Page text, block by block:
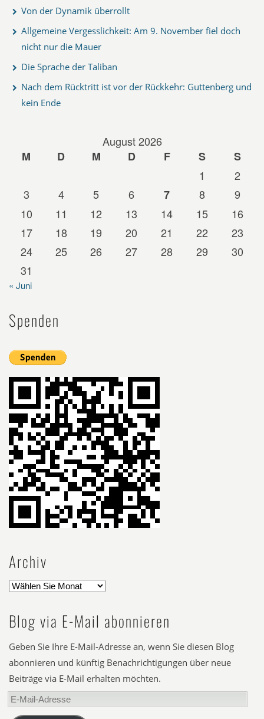
Von der Dynamik überrollt
Allgemeine Vergesslichkeit: Am 9. November fiel doch
nicht nur die Mauer
Die Sprache der Taliban
Nach dem Rücktritt ist vor der Rückkehr: Guttenberg und
kein Ende
August 2026
M
D M D F S
S
1
2
3
4 5 6 7 8
9
10
11 12 13 14 15
16
17
18 19 20 21 22
23
24
25 26 27 28 29
30
31
« Juni
Spenden
Archiv
Blog via E-Mail abonnieren
Geben Sie Ihre E-Mail-Adresse an, wenn Sie diesen Blog
abonnieren und künftig Benachrichtigungen über neue
Beiträge via E-Mail erhalten möchten.
E-
Mail-